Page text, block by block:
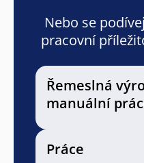
Nebo se
pracovní
Řemeslná
manuální
Práce